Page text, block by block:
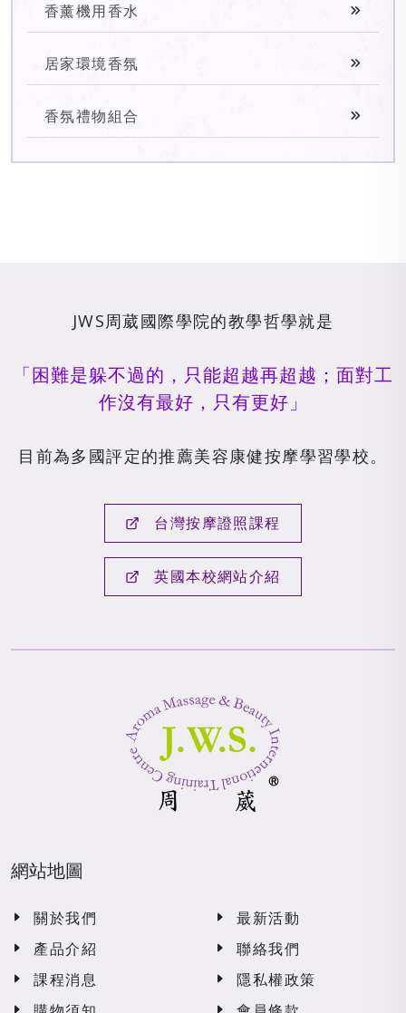
香薰機用香水
居家環境香氛
香氛禮物組合
JWS周葳國際學院的教學哲學就是
「困難是躲不過的，只能超越再超越；面對工
作沒有最好，只有更好」
目前為多國評定的推薦美容康健按摩學習學校。
台灣按摩證照課程
英國本校網站介紹
網站地圖
關於我們
產品介紹
課程消息
最新活動
聯絡我們
隱私權政策